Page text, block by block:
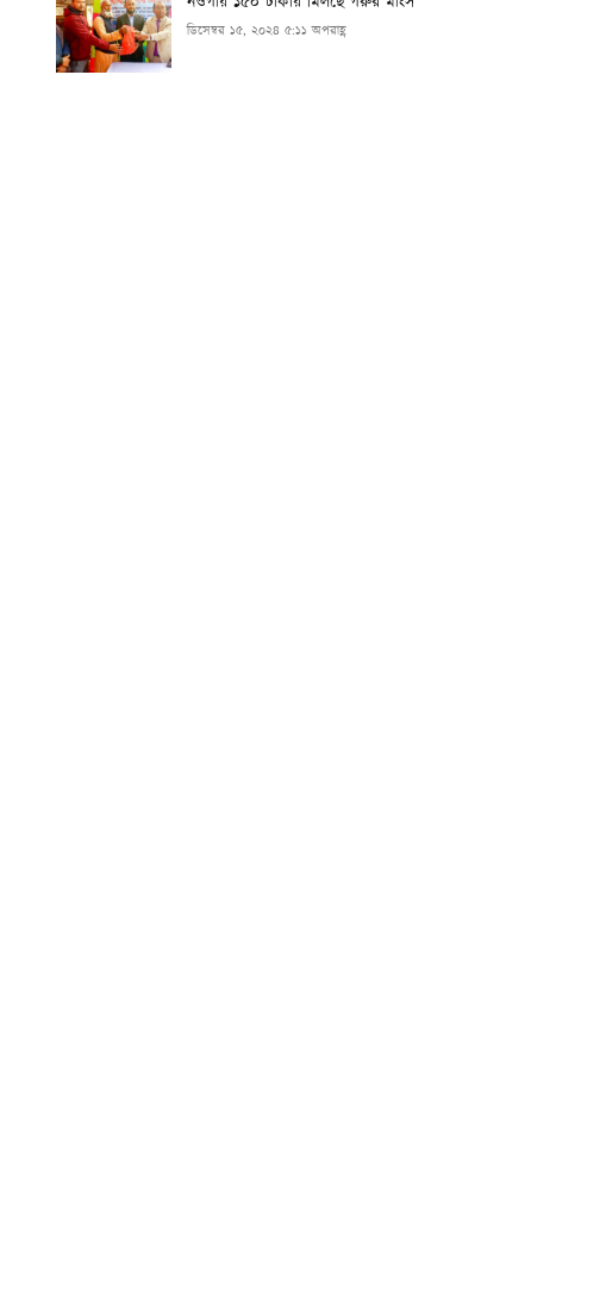
ডিসেম্বর ১৫, ২০২৪ ৫:১১ অপরাহ্ণ